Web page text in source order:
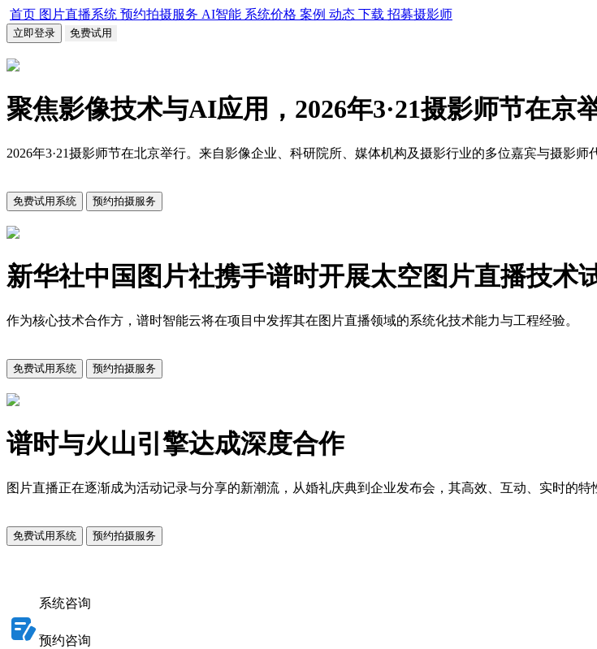
首页 图片直播系统 预约拍摄服务 AI智能 系统价格 案例 动态 下载 招募摄影师
立即登录 免费试用
聚焦影像技术与AI应用，2026年3·21摄影师节在京
2026年3·21摄影师节在北京举行。来自影像企业、科研院所、媒体机构及摄影行业的多位嘉宾与摄影
免费试用系统 预约拍摄服务
新华社中国图片社携手谱时开展太空图片直播技术
作为核心技术合作方，谱时智能云将在项目中发挥其在图片直播领域的系统化技术能力与工程经验。
免费试用系统 预约拍摄服务
谱时与火山引擎达成深度合作
图片直播正在逐渐成为活动记录与分享的新潮流，从婚礼庆典到企业发布会，其高效、互动、实时的特
免费试用系统 预约拍摄服务
系统咨询
预约咨询